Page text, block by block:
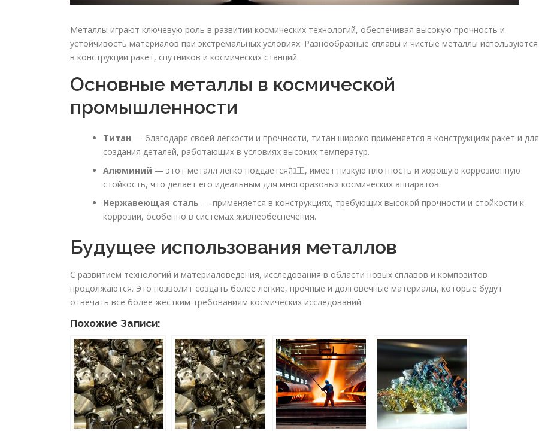
Металлы играют ключевую роль в развитии космических технологий, обеспечивая высокую прочность и
устойчивость материалов при экстремальных условиях. Разнообразные сплавы и чистые металлы используются
в конструкции ракет, спутников и космических станций.
Основные металлы в космической
промышленности
Титан — благодаря своей легкости и прочности, титан широко применяется в конструкциях ракет и для
создания деталей, работающих в условиях высоких температур.
Алюминий — этот металл легко поддается加工, имеет низкую плотность и хорошую коррозионную
стойкость, что делает его идеальным для многоразовых космических аппаратов.
Нержавеющая сталь — применяется в конструкциях, требующих высокой прочности и стойкости к
коррозии, особенно в системах жизнеобеспечения.
Будущее использования металлов
С развитием технологий и материаловедения, исследования в области новых сплавов и композитов
продолжаются. Это позволит создать более легкие, прочные и долговечные материалы, которые будут
отвечать все более жестким требованиям космических исследований.
Похожие Записи: